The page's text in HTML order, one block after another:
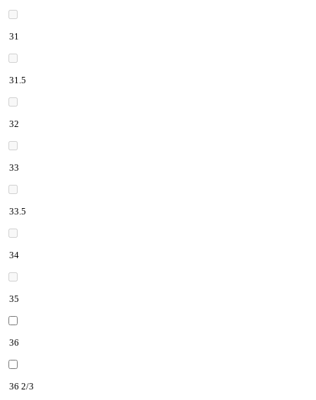
31
31.5
32
33
33.5
34
35
36
36 2/3